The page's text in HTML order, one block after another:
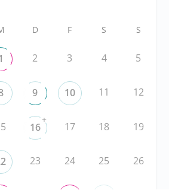
D F S S
2 3 4 5
9 10 11 12
16
+
17 18 19
23 24 25 26